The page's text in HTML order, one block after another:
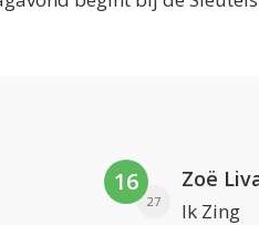
16
27
Zoë
Ik Zing